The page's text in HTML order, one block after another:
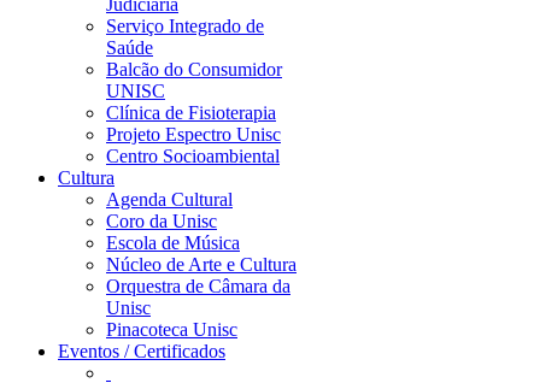
Judiciária
Serviço Integrado de
Saúde
Balcão do Consumidor
UNISC
Clínica de Fisioterapia
Projeto Espectro Unisc
Centro Socioambiental
Cultura
Agenda Cultural
Coro da Unisc
Escola de Música
Núcleo de Arte e Cultura
Orquestra de Câmara da
Unisc
Pinacoteca Unisc
Eventos / Certificados